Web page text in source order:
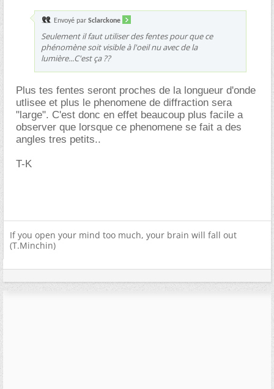
Envoyé par Sclarckone
Seulement il faut utiliser des fentes pour que ce
phénomène soit visible à l'oeil nu avec de la
lumière...C'est ça ??
Plus tes fentes seront proches de la longueur d'onde
utlisee et plus le phenomene de diffraction sera
"large". C'est donc en effet beaucoup plus facile a
observer que lorsque ce phenomene se fait a des
angles tres petits..
T-K
If you open your mind too much, your brain will fall out
(T.Minchin)